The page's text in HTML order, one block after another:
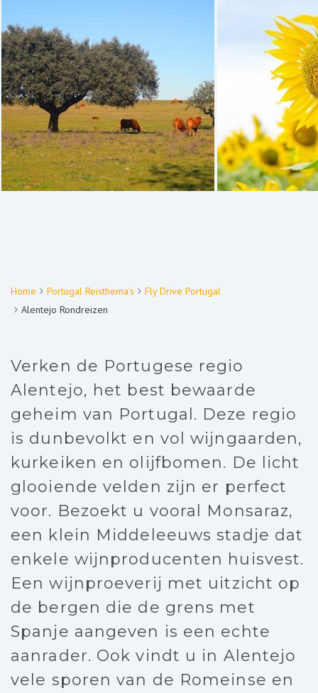
Home Portugal Reisthema's
Fly Drive Portugal
Alentejo Rondreizen
Verken de Portugese regio
Alentejo, het best bewaarde
geheim van Portugal. Deze regio
is dunbevolkt en vol wijngaarden,
kurkeiken en olijfbomen. De licht
glooiende velden zijn er perfect
voor. Bezoekt u vooral Monsaraz,
een klein Middeleeuws stadje dat
enkele wijnproducenten huisvest.
Een wijnproeverij met uitzicht op
de bergen die de grens met
Spanje aangeven is een echte
aanrader. Ook vindt u in Alentejo
vele sporen van de Romeinse en